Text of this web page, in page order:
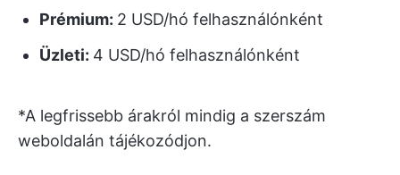
Prémium: 2 USD/hó felhasználónként
Üzleti: 4 USD/hó felhasználónként
*A legfrissebb árakról mindig a szerszám
weboldalán tájékozódjon.